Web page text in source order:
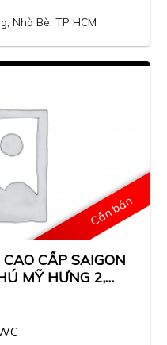
Nhà Bè, TP HCM
Cần bán
CẤP SAIGON
MỸ HƯNG 2,
Ở NGAY